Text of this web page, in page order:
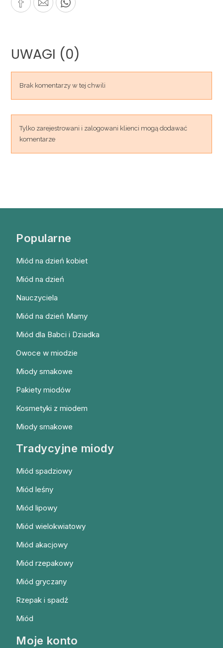
UWAGI (0)
Brak komentarzy w tej chwili
Tylko zarejestrowani i zalogowani klienci mogą dodawać
komentarze
Popularne
Miód na dzień kobiet
Miód na dzień
Nauczyciela
Miód na dzień Mamy
Miód dla Babci i Dziadka
Owoce w miodzie
Miody smakowe
Pakiety miodów
Kosmetyki z miodem
Miody smakowe
Tradycyjne miody
Miód spadziowy
Miód leśny
Miód lipowy
Miód wielokwiatowy
Miód akacjowy
Miód rzepakowy
Miód gryczany
Rzepak i spadź
Miód
Moje konto